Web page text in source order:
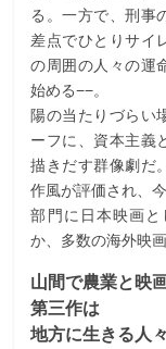
る。一方で、刑事
差点でひとりサイ
の周囲の人々の運
始める−−。
陽の当たりづらい
ーフに、資本主義
描きだす群像劇だ
作風が評価され、
部門に日本映画
か、多数の海外映
山間で農業と映
第三作は
地方に生きる人